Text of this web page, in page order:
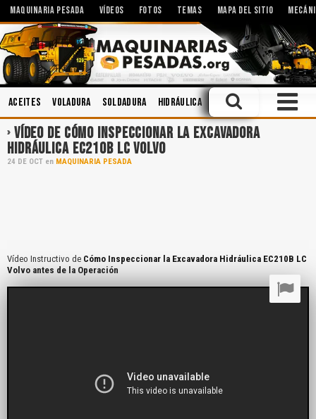
MAQUINARIA PESADA VÍDEOS FOTOS TEMAS MAPA DEL SITIO
Aceites Voladura Soldadura Hidráulica Manejo Defensivo
VÍDEO DE CÓMO INSPECCIONAR LA EXCAVADORA
HIDRÁULICA EC210B LC VOLVO
24 DE OCT en MAQUINARIA PESADA
Vídeo Instructivo de Cómo Inspeccionar la Excavadora Hidráulica EC210B LC
Volvo antes de la Operación